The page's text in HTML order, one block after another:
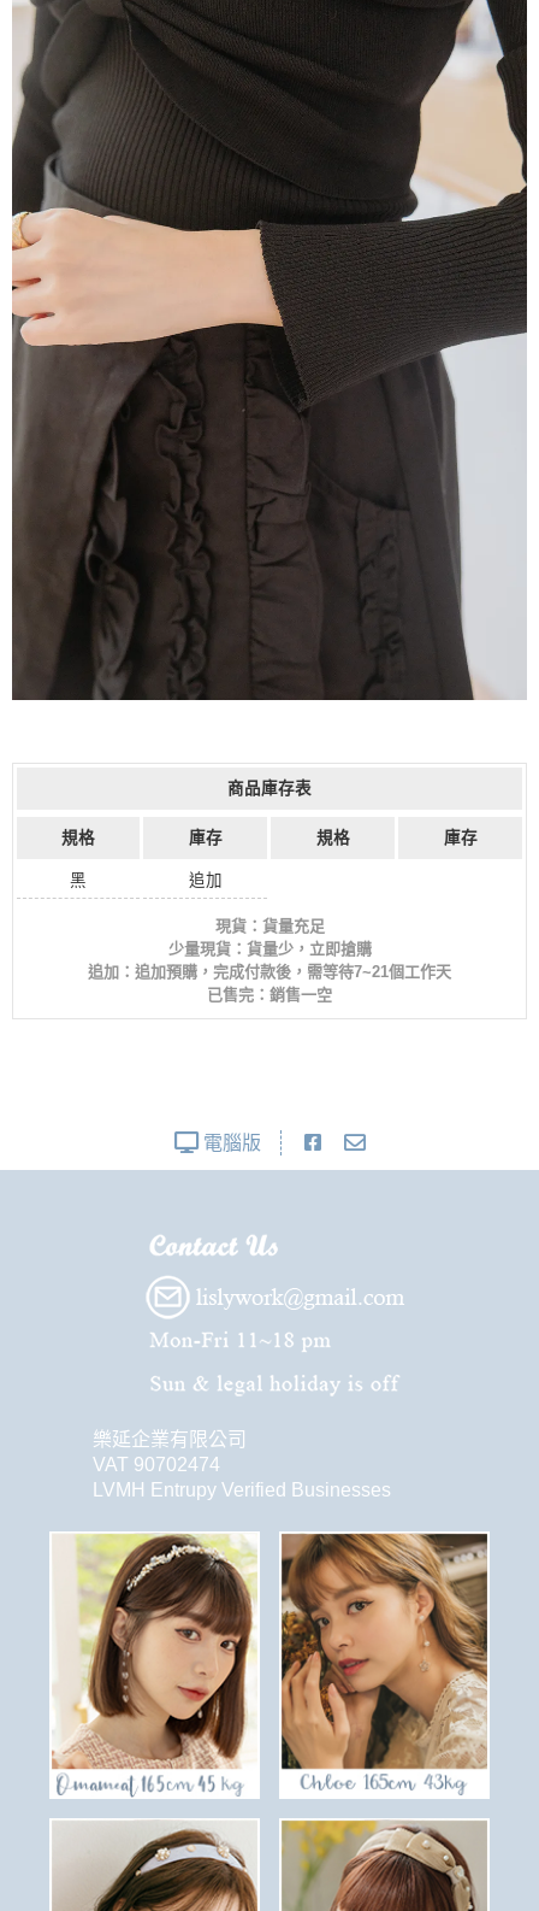
商品庫存表
規格 庫存 規格 庫存
黑 追加
現貨：貨量充足
少量現貨：貨量少，立即搶購
追加：追加預購，完成付款後，需等待7~21個工作天
已售完：銷售一空
電腦版
樂延企業有限公司
VAT 90702474
LVMH Entrupy Verified Businesses